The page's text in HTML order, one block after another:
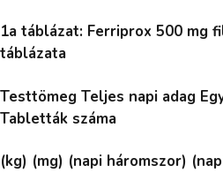
1a táblázat: Ferriprox 500 mg
táblázata
Testtömeg Teljes napi adag
Tabletták száma
(kg) (mg) (napi háromszor)